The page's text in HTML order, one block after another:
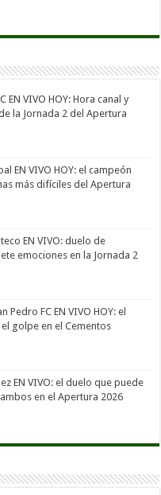
EN VIVO HOY: Hora canal y
la Jornada 2 del Apertura
EN VIVO HOY: el campeón
más difíciles del Apertura
EN VIVO: duelo de
emociones en la Jornada 2
Pedro FC EN VIVO HOY: el
golpe en el Cementos
EN VIVO: el duelo que puede
en el Apertura 2026